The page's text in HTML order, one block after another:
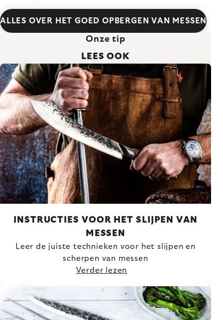
ALLES OVER HET GOED OPBERGEN VAN MESSEN
Onze tip
LEES OOK
INSTRUCTIES VOOR HET SLIJPEN VAN
MESSEN
Leer de juiste technieken voor het slijpen en
scherpen van messen
Verder lezen